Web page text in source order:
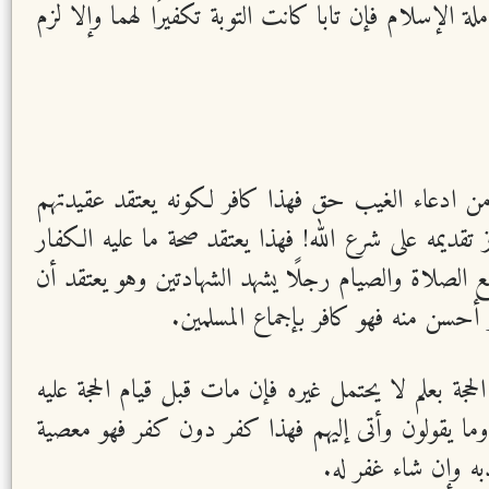
فإن تابا كانت التوبة تكفيرًا لهما وإلا لزم
ادعاء الغيب حق فهذا كافر لكونه يعتقد عقيدتهم
على شرع الله! فهذا يعتقد صحة ما عليه الكفار
والصيام رجلًا يشهد الشهادتين وهو يعتقد أن
منه فهو كافر بإجماع المسلمين.
بعلم لا يحتمل غيره فإن مات قبل قيام الحجة عليه
يقولون وأتى إليهم فهذا كفر دون كفر فهو معصية
وإن شاء غفر له.